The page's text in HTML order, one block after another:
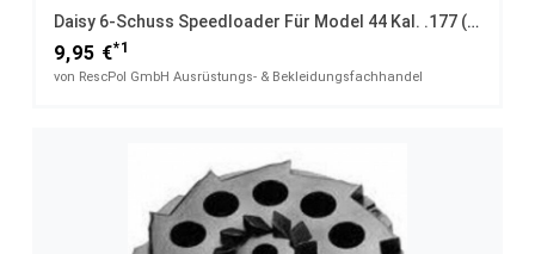
Daisy 6-Schuss Speedloader Für Model 44 Kal. .177 (4,5mm)
9,95 €*1
von RescPol GmbH Ausrüstungs- & Bekleidungsfachhandel